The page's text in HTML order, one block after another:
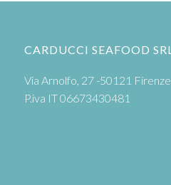
CARDUCCI SEAFOOD SRL
Via Arnolfo, 27 -50121 Firenze
P.iva IT 06673430481